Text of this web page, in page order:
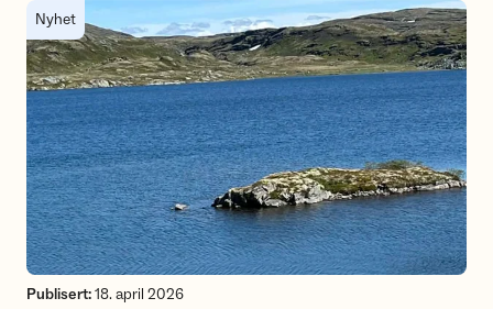
Fiskevann
Nyhet
Publisert:18. april 2026